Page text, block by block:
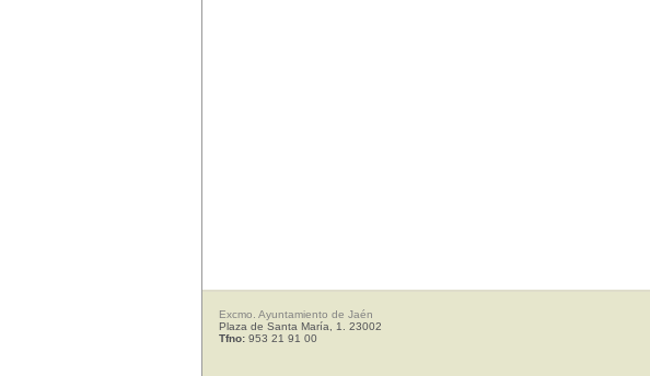
Excmo. Ayuntamiento de Jaén
Plaza de Santa María, 1. 23002
Tfno: 953 21 91 00